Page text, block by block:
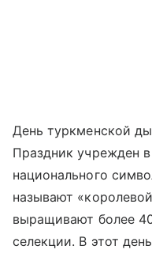
День туркменской
Праздник учрежден
национального
называют
выращивают более
селекции. В этот